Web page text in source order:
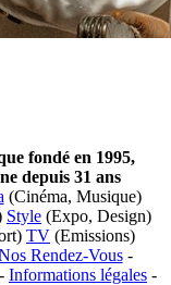
fondé en 1995,
depuis 31 ans
(Cinéma, Musique)
Style (Expo, Design)
TV (Emissions)
Rendez-Vous-
- Informations légales -